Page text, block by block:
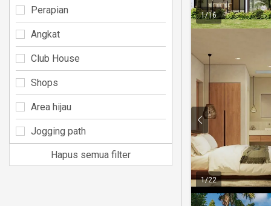
1/16
1/22
Perapian
Angkat
Club House
Shops
Area hijau
Jogging path
Hapus semua filter